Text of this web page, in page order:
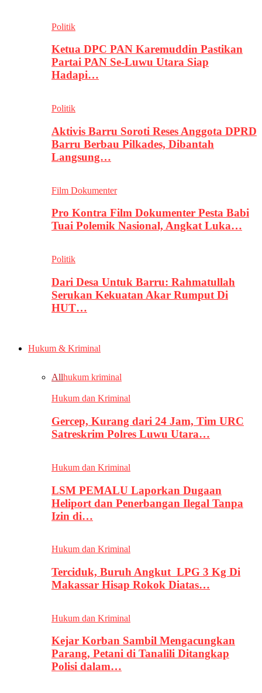
Politik
Ketua DPC PAN Karemuddin Pastikan
Partai PAN Se-Luwu Utara Siap
Hadapi…
Politik
Aktivis Barru Soroti Reses Anggota DPRD
Barru Berbau Pilkades, Dibantah
Langsung…
Film Dokumenter
Pro Kontra Film Dokumenter Pesta Babi
Tuai Polemik Nasional, Angkat Luka…
Politik
Dari Desa Untuk Barru: Rahmatullah
Serukan Kekuatan Akar Rumput Di
HUT…
Hukum & Kriminal
Allhukum kriminal
Hukum dan Kriminal
Gercep, Kurang dari 24 Jam, Tim URC
Satreskrim Polres Luwu Utara…
Hukum dan Kriminal
LSM PEMALU Laporkan Dugaan
Heliport dan Penerbangan Ilegal Tanpa
Izin di…
Hukum dan Kriminal
Terciduk, Buruh Angkut LPG 3 Kg Di
Makassar Hisap Rokok Diatas…
Hukum dan Kriminal
Kejar Korban Sambil Mengacungkan
Parang, Petani di Tanalili Ditangkap
Polisi dalam…